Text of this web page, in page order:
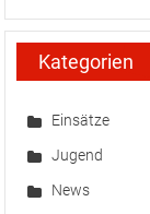
Kategorien
Einsätze
Jugend
News